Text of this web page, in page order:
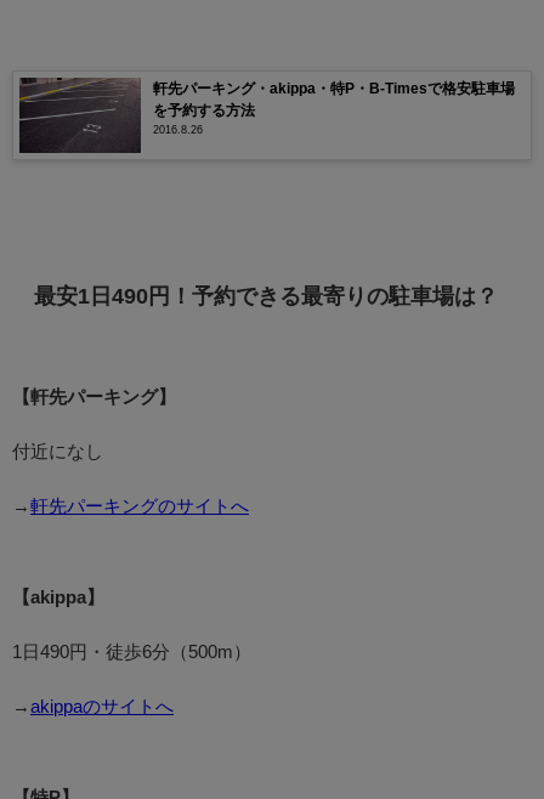
軒先パーキング・akippa・特P・B-Timesで格安駐車場
を予約する方法
2016.8.26
最安1日490円！予約できる最寄りの駐車場は？
【軒先パーキング】
付近になし
→ 軒先パーキングのサイトへ
【akippa】
1日490円・徒歩6分（500m）
→ akippaのサイトへ